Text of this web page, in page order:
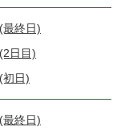
終日)
日目)
日)
終日)